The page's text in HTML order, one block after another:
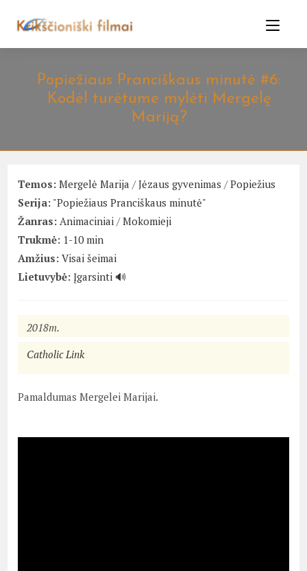
Popiežiaus Pranciškaus minutė #6:
Kodėl turėtume mylėti Mergelę
Mariją?
Temos: Mergelė Marija /Jėzaus gyvenimas /Popiežius
Serija: "Popiežiaus Pranciškaus minutė"
Žanras: Animaciniai /Mokomieji
Trukmė: 1-10 min
Amžius: Visai šeimai
Lietuvybė: Įgarsinti 🔊
2018m.
Catholic Link
Pamaldumas Mergelei Marijai.